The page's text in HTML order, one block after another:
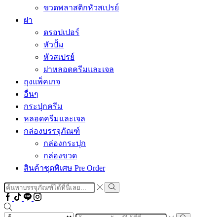
ขวดพลาสติกหัวสเปรย์
ฝา
ดรอปเปอร์
หัวปั้ม
หัวสเปรย์
ฝาหลอดครีมและเจล
ถุงแพ็คเกจ
อื่นๆ
กระปุกครีม
หลอดครีมและเจล
กล่องบรรจุภัณฑ์
กล่องกระปุก
กล่องขวด
สินค้าชุดพิเศษ Pre Order
Search
input
Search
Facebook
TiktokLineInstragram